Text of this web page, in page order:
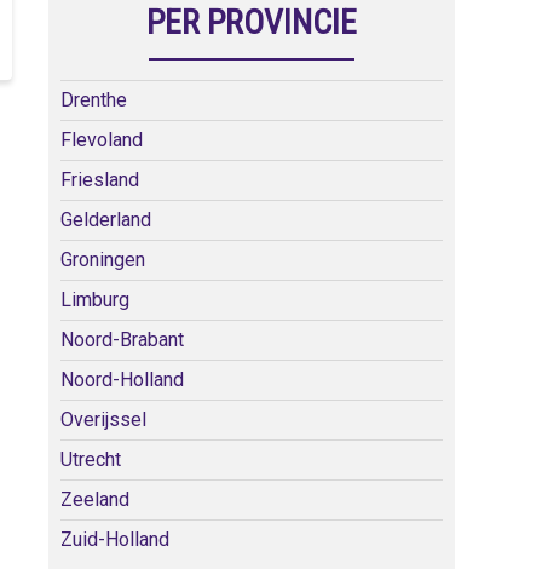
PER PROVINCIE
Drenthe
Flevoland
Friesland
Gelderland
Groningen
Limburg
Noord-Brabant
Noord-Holland
Overijssel
Utrecht
Zeeland
Zuid-Holland